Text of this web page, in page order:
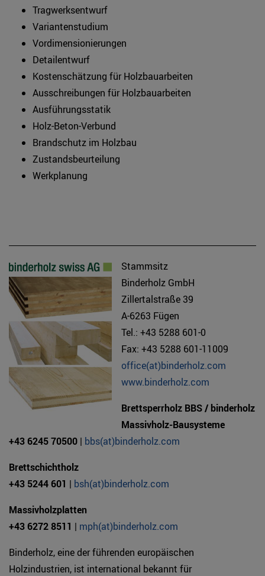
Tragwerksentwurf
Variantenstudium
Vordimensionierungen
Detailentwurf
Kostenschätzung für Holzbauarbeiten
Ausschreibungen für Holzbauarbeiten
Ausführungsstatik
Holz-Beton-Verbund
Brandschutz im Holzbau
Zustandsbeurteilung
Werkplanung
Stammsitz
Binderholz GmbH
Zillertalstraße 39
A-6263 Fügen
Tel.: +43 5288 601-0
Fax: +43 5288 601-11009
office(at)binderholz.com
www.binderholz.com
Brettsperrholz BBS / binderholz
Massivholz-Bausysteme
+43 6245 70500 | bbs(at)binderholz.com
Brettschichtholz
+43 5244 601 | bsh(at)binderholz.com
Massivholzplatten
+43 6272 8511 | mph(at)binderholz.com
Binderholz, eine der führenden europäischen
Holzindustrien, ist international bekannt für